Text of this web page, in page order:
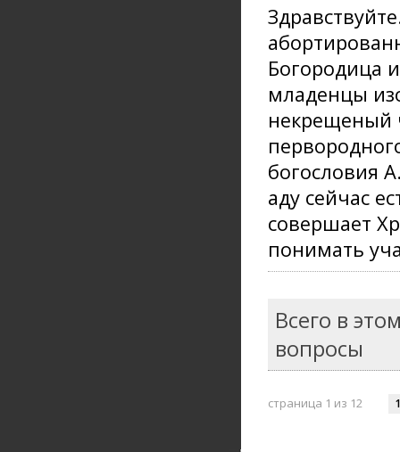
Богородица
младенцы
некрещеный
богословия
аду сейчас
совершает
понимать
Всего в
вопросы
страница 1 из 12